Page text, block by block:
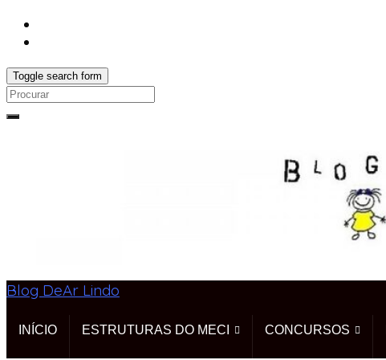
Toggle search form
Search
Blog DeAr Lindo
INÍCIO ESTRUTURAS DO MECI CONCURSOS